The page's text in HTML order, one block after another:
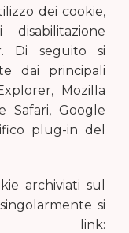
dei cookie,
Di seguito si
dai principali
Mozilla
Safari, Google
plug-in del
archiviati sul
si
link: